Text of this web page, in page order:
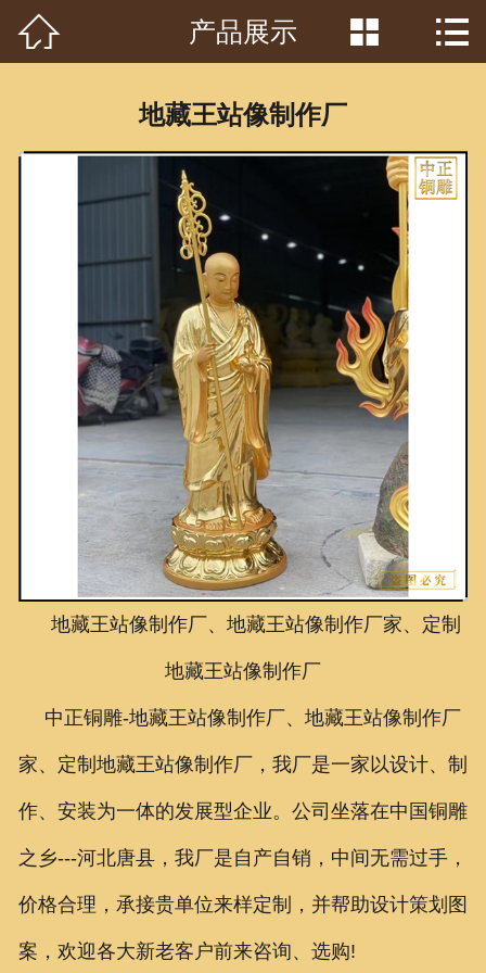
首页
产品中心
客户见证
常识问答
新闻资讯
荣誉资质
泥塑鉴赏
联系我们
 产品展示  
地藏王站像制作厂
地藏王站像制作厂、地藏王站像制作厂家、定制
地藏王站像制作厂
中正铜雕-地藏王站像制作厂、地藏王站像制作厂
家、定制地藏王站像制作厂， 我厂是一家以设计、制
作、安装为一体的发展型企业。公司坐落在中国铜雕
之乡---河北唐县，我厂是自产自销，中间无需过手，
价格合理，承接贵单位来样定制，并帮助设计策划图
案，欢迎各大新老客户前来咨询、选购!